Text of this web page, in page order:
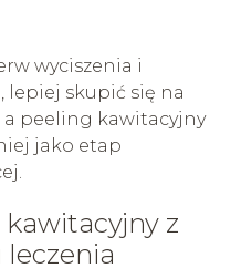
wyciszenia i
lepiej skupić się na
peeling kawitacyjny
jako etap
kawitacyjny z